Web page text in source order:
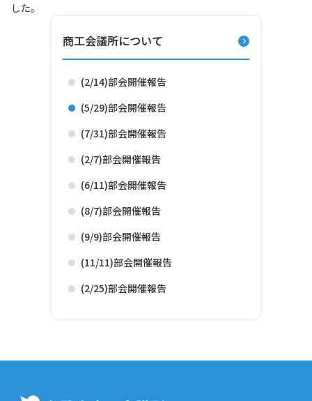
した。
商工会議所について
(2/14)部会開催報告
(5/29)部会開催報告
(7/31)部会開催報告
(2/7)部会開催報告
(6/11)部会開催報告
(8/7)部会開催報告
(9/9)部会開催報告
(11/11)部会開催報告
(2/25)部会開催報告